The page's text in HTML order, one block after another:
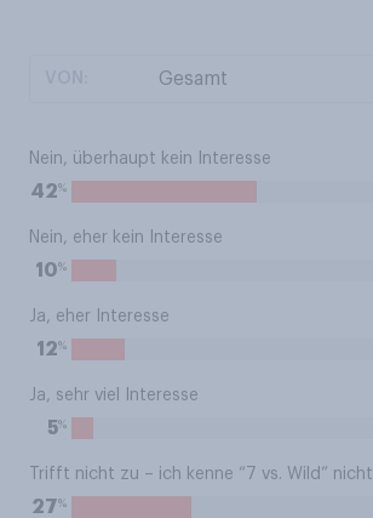
Nein, überhaupt kein Interesse
42%
Nein, eher kein Interesse
10%
Ja, eher Interesse
12%
Ja, sehr viel Interesse
5%
Trifft nicht zu – ich kenne “7 vs. Wild” nicht
27%